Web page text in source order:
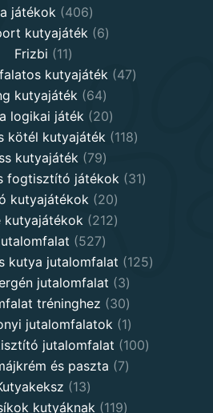
products
játékok 406406
products
kutyajáték 66
Frizbi 1111
products
kutyajáték 4747
kutyajáték 6464
products
logikai játék 2020
products
kötél kutyajáték 118118
kutyajáték 7979
products
fogtisztító játékok 3131
kutyajátékok 2020
products
kutyajátékok 212212
527527
products
kutya jutalomfalat 125125
jutalomfalat 33
products
tréninghez 3030
products
jutalomfalatok 11
product
jutalomfalat 100100
és paszta 77
1313
products
kutyáknak 119119